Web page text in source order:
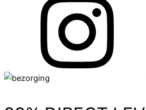
Showroom: Steenpad 21A, Willemstad · 0168 - 85 11